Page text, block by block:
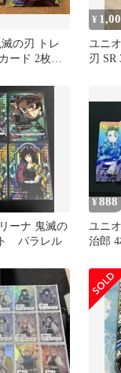
の刃 トレ
ード 2枚セ
¥
ユニ
刃 SR
ーナ 鬼滅の
パラレル
¥888
ユニ
治郎 4